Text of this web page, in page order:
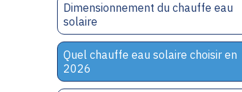
Dimensionnement du chauffe eau
solaire
Quel chauffe eau solaire choisir en
2026